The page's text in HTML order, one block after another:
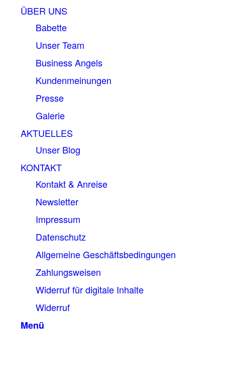
ÜBER UNS
Babette
Unser Team
Business Angels
Kundenmeinungen
Presse
Galerie
AKTUELLES
Unser Blog
KONTAKT
Kontakt & Anreise
Newsletter
Impressum
Datenschutz
Allgemeine Geschäftsbedingungen
Zahlungsweisen
Widerruf für digitale Inhalte
Widerruf
Menü